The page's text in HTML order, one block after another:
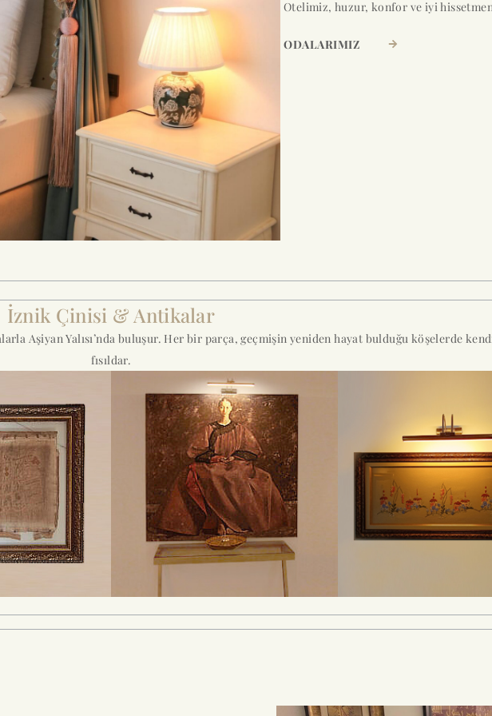
Otelimiz, huzur, konfor ve iyi
ODALARIMIZ
İznik Çinisi & Antikalar
Aşiyan Yalısı’nda buluşur. Her bir parça, geçmişin yeniden hayat bulduğu köşelerde
fısıldar.